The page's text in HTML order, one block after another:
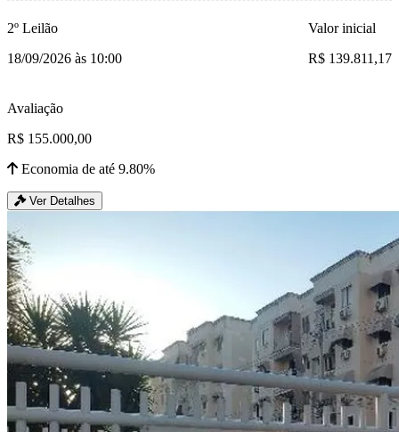
2º Leilão
18/09/2026 às 10:00
Valor inicial
R$ 139.811,17
Avaliação
R$ 155.000,00
Economia de até 9.80%
Ver Detalhes